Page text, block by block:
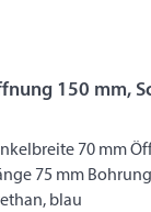
150 mm,
70 mm
75 mm
blau